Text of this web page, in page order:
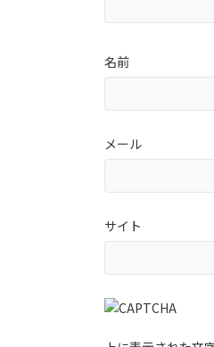
名前
メール
サイト